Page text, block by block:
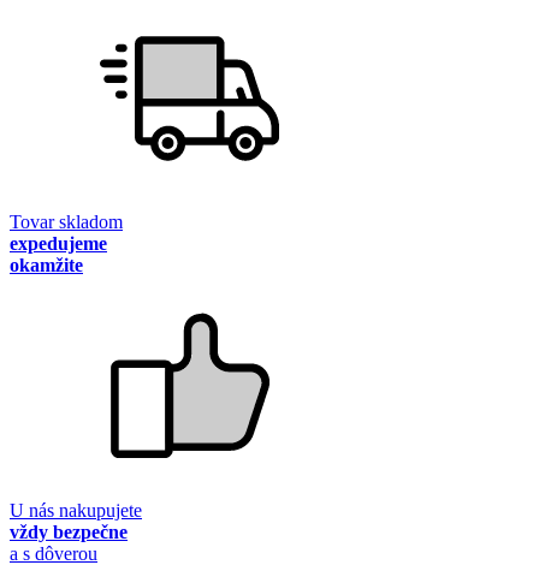
Tovar skladom
expedujeme
okamžite
U nás nakupujete
vždy bezpečne
a s dôverou